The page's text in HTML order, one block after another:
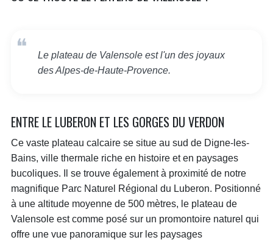
Le plateau de Valensole est l'un des joyaux
des Alpes-de-Haute-Provence.
ENTRE LE LUBERON ET LES GORGES DU VERDON
Ce vaste plateau calcaire se situe au sud de Digne-les-
Bains, ville thermale riche en histoire et en paysages
bucoliques. Il se trouve également à proximité de notre
magnifique Parc Naturel Régional du Luberon. Positionné
à une altitude moyenne de 500 mètres, le plateau de
Valensole est comme posé sur un promontoire naturel qui
offre une vue panoramique sur les paysages